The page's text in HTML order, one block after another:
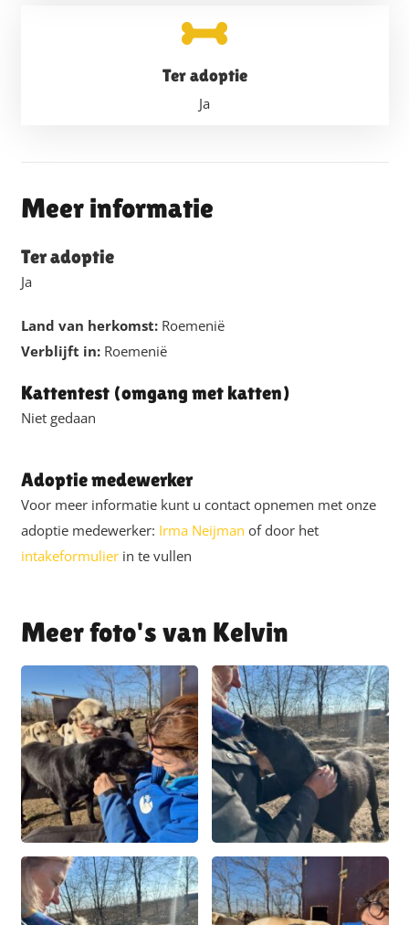
Ter adoptie
Ja
Meer informatie
Ter adoptie
Ja
Land van herkomst: Roemenië
Verblijft in: Roemenië
Kattentest (omgang met katten)
Niet gedaan
Adoptie medewerker
Voor meer informatie kunt u contact opnemen met onze
adoptie medewerker: Irma Neijman of door het
intakeformulierin te vullen
Kelvin